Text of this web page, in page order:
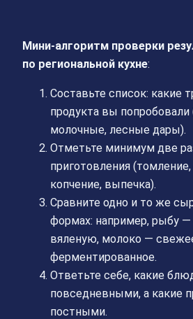
Мини‑алгоритм проверки
по региональной кухне:
Составьте список: какие
продукта вы попробовали
молочные, лесные дары).
Отметьте минимум две
приготовления
копчение, выпечка).
Сравните одно и то же
формах: например, рыбу
вяленую, молоко —
ферментированное.
Ответьте себе, какие
повседневными, а какие
постными.